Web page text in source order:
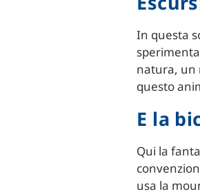
In questa
natura, un
questo
E la
Qui la
usa la